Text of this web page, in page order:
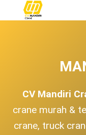
CV Mandiri
crane murah &
crane, truck